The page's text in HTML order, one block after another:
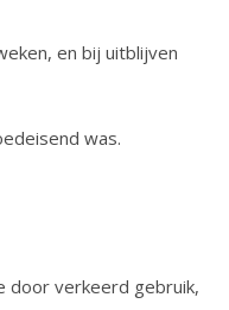
en bij uitblijven
was.
door verkeerd gebruik,